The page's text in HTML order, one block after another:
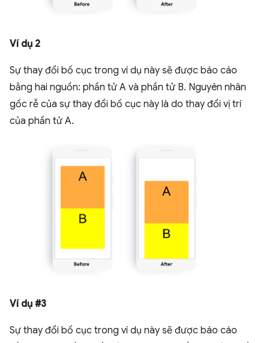
Ví dụ 2
Sự thay đổi bố cục trong ví dụ này sẽ được báo cáo
bằng hai nguồn: phần tử A và phần tử B. Nguyên nhân
gốc rễ của sự thay đổi bố cục này là do thay đổi vị trí
của phần tử A.
Ví dụ #3
Sự thay đổi bố cục trong ví dụ này sẽ được báo cáo